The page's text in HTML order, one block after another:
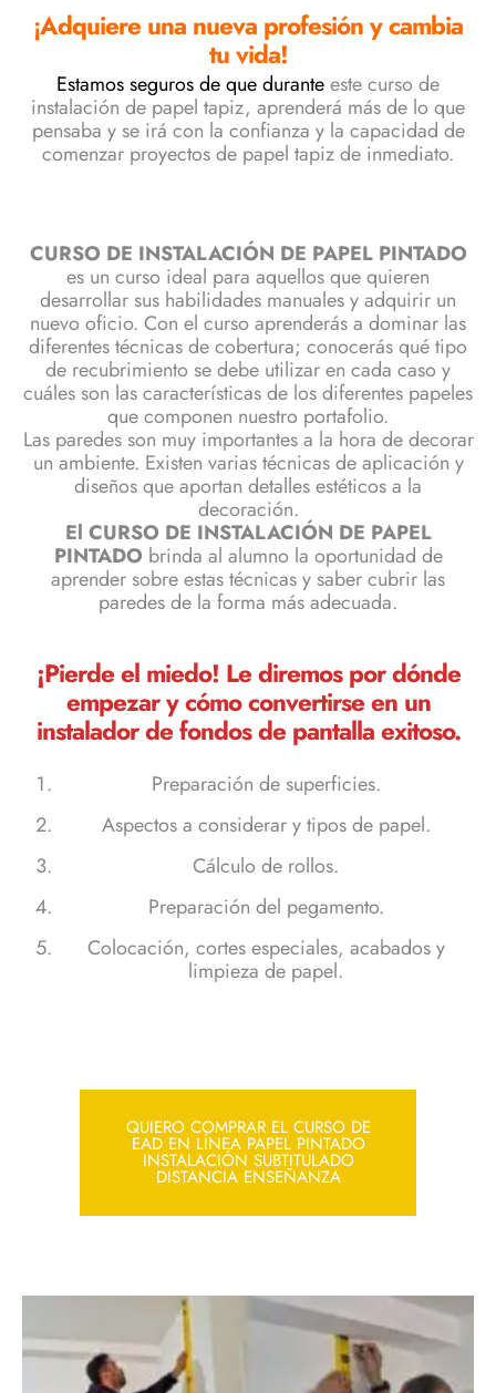
¡Adquiere una nueva profesión y cambia
tu vida!
Estamos seguros de que duranteeste curso de
instalación de papel tapiz, aprenderá más de lo que
pensaba y se irá con la confianza y la capacidad de
comenzar proyectos de papel tapiz de inmediato.
CURSO DE INSTALACIÓN DE PAPEL PINTADO
es un curso ideal para aquellos que quieren
desarrollar sus habilidades manuales y adquirir un
nuevo oficio. Con el curso aprenderás a dominar las
diferentes técnicas de cobertura; conocerás qué tipo
de recubrimiento se debe utilizar en cada caso y
cuáles son las características de los diferentes papeles
que componen nuestro portafolio.
Las paredes son muy importantes a la hora de decorar
un ambiente. Existen varias técnicas de aplicación y
diseños que aportan detalles estéticos a la
decoración.
El CURSO DE INSTALACIÓN DE PAPEL
PINTADO brinda al alumno la oportunidad de
aprender sobre estas técnicas y saber cubrir las
paredes de la forma más adecuada.
¡Pierde el miedo! Le diremos por dónde
empezar y cómo convertirse en un
instalador de fondos de pantalla exitoso.
Preparación de superficies.
Aspectos a considerar y tipos de papel.
Cálculo de rollos.
Preparación del pegamento.
Colocación, cortes especiales, acabados y
limpieza de papel.
QUIERO COMPRAR EL CURSO DE
EAD EN LÍNEA PAPEL PINTADO
INSTALACIÓN SUBTITULADO
DISTANCIA ENSEÑANZA